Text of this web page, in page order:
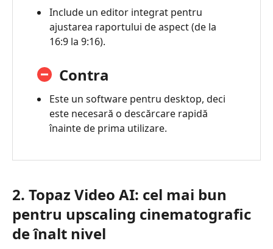
Include un editor integrat pentru
ajustarea raportului de aspect (de la
16:9 la 9:16).
Contra
Este un software pentru desktop, deci
este necesară o descărcare rapidă
înainte de prima utilizare.
2. Topaz Video AI: cel mai bun
pentru upscaling cinematografic
de înalt nivel